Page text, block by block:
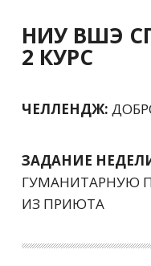
НИУ ВШЭ
2 КУРС
ЧЕЛЛЕНДЖ:
ЗАДАНИЕ
ГУМАНИТАРНУЮ
ИЗ ПРИЮТА